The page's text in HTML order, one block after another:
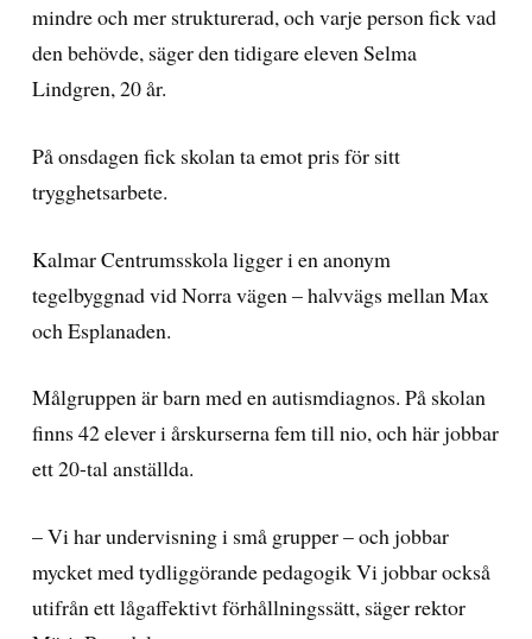
mindre och mer strukturerad, och varje person fick vad
den behövde, säger den tidigare eleven Selma
Lindgren, 20 år.
På onsdagen fick skolan ta emot pris för sitt
trygghetsarbete.
Kalmar Centrumsskola ligger i en anonym
tegelbyggnad vid Norra vägen – halvvägs mellan Max
och Esplanaden.
Målgruppen är barn med en autismdiagnos. På skolan
finns 42 elever i årskurserna fem till nio, och här jobbar
ett 20-tal anställda.
– Vi har undervisning i små grupper – och jobbar
mycket med tydliggörande pedagogik Vi jobbar också
utifrån ett lågaffektivt förhållningssätt, säger rektor